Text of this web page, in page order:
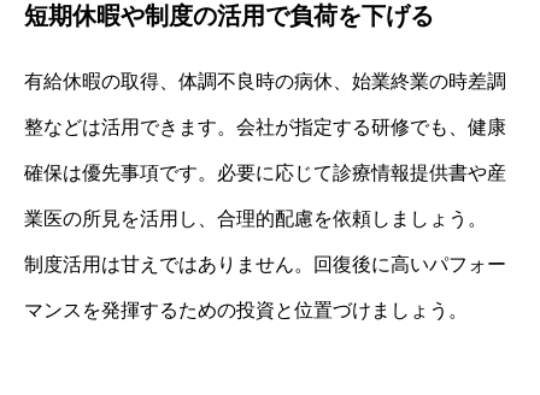
短期休暇や制度の活用で負荷を下げる
有給休暇の取得、体調不良時の病休、始業終業の時差調
整などは活用できます。会社が指定する研修でも、健康
確保は優先事項です。必要に応じて診療情報提供書や産
業医の所見を活用し、合理的配慮を依頼しましょう。
制度活用は甘えではありません。回復後に高いパフォー
マンスを発揮するための投資と位置づけましょう。